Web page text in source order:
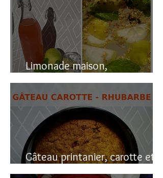
Limonade maison,
naturellement pétillante!!!
Gâteau printanier, carotte et
rhubarbe